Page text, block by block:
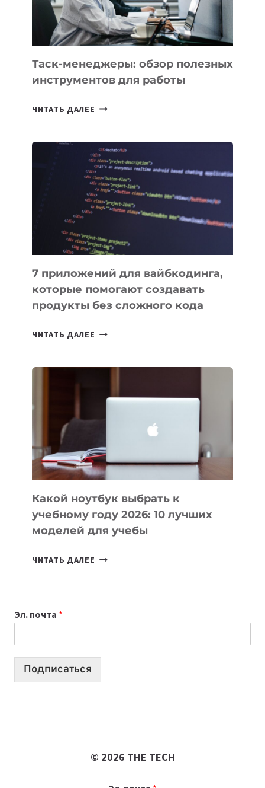
ИНТЕЛЛЕКТУ
Таск-менеджеры: обзор полезных
инструментов для работы
ЧИТАТЬ ДАЛЕЕ ТАСК-
ПОЛЕЗНЫХ
ИНСТРУМЕНТОВ
ДЛЯ
РАБОТЫ
7 приложений для вайбкодинга,
которые помогают создавать
продукты без сложного кода
ЧИТАТЬ ДАЛЕЕ
ПОМОГАЮТ
СОЗДАВАТЬ
БЕЗ
СЛОЖНОГО
КОДА
Какой ноутбук выбрать к
учебному году 2026: 10 лучших
моделей для учебы
ЧИТАТЬ ДАЛЕЕ КАКОЙ
2026:
10
Эл. почта *
Подписаться
© 2026 THE TECH